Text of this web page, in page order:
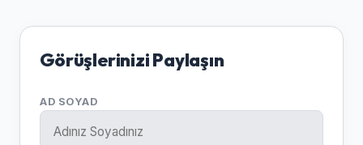
Görüşlerinizi Paylaşın
AD SOYAD